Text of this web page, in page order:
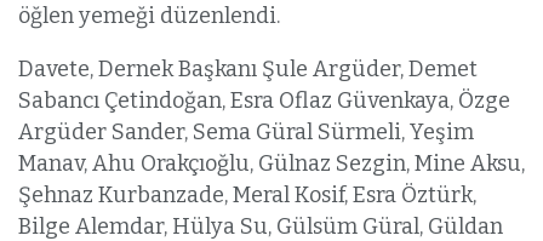
öğlen yemeği düzenlendi.
Davete, Dernek Başkanı Şule Argüder, Demet
Sabancı Çetindoğan, Esra Oflaz Güvenkaya, Özge
Argüder Sander, Sema Güral Sürmeli, Yeşim
Manav, Ahu Orakçıoğlu, Gülnaz Sezgin, Mine Aksu,
Şehnaz Kurbanzade, Meral Kosif, Esra Öztürk,
Bilge Alemdar, Hülya Su, Gülsüm Güral, Güldan